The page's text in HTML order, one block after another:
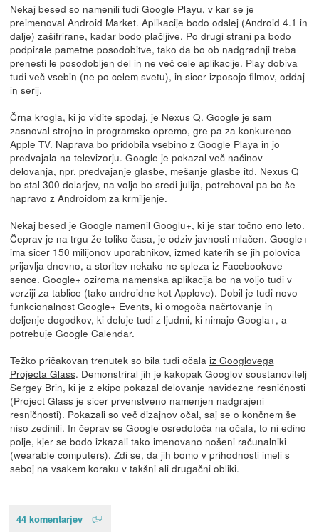
Nekaj besed so namenili tudi Google Playu, v kar se je
preimenoval Android Market. Aplikacije bodo odslej (Android 4.1 in
dalje) zašifrirane, kadar bodo plačljive. Po drugi strani pa bodo
podpirale pametne posodobitve, tako da bo ob nadgradnji treba
prenesti le posodobljen del in ne več cele aplikacije. Play dobiva
tudi več vsebin (ne po celem svetu), in sicer izposojo filmov, oddaj
in serij.
Črna krogla, ki jo vidite spodaj, je Nexus Q. Google je sam
zasnoval strojno in programsko opremo, gre pa za konkurenco
Apple TV. Naprava bo pridobila vsebino z Google Playa in jo
predvajala na televizorju. Google je pokazal več načinov
delovanja, npr. predvajanje glasbe, mešanje glasbe itd. Nexus Q
bo stal 300 dolarjev, na voljo bo sredi julija, potreboval pa bo še
napravo z Androidom za krmiljenje.
Nekaj besed je Google namenil Googlu+, ki je star točno eno leto.
Čeprav je na trgu že toliko časa, je odziv javnosti mlačen. Google+
ima sicer 150 milijonov uporabnikov, izmed katerih se jih polovica
prijavlja dnevno, a storitev nekako ne spleza iz Facebookove
sence. Google+ oziroma namenska aplikacija bo na voljo tudi v
verziji za tablice (tako androidne kot Applove). Dobil je tudi novo
funkcionalnost Google+ Events, ki omogoča načrtovanje in
deljenje dogodkov, ki deluje tudi z ljudmi, ki nimajo Googla+, a
potrebuje Google Calendar.
Težko pričakovan trenutek so bila tudi očala iz Googlovega
Projecta Glass. Demonstriral jih je kakopak Googlov soustanovitelj
Sergey Brin, ki je z ekipo pokazal delovanje navidezne resničnosti
(Project Glass je sicer prvenstveno namenjen nadgrajeni
resničnosti). Pokazali so več dizajnov očal, saj se o končnem še
niso zedinili. In čeprav se Google osredotoča na očala, to ni edino
polje, kjer se bodo izkazali tako imenovano nošeni računalniki
(wearable computers). Zdi se, da jih bomo v prihodnosti imeli s
seboj na vsakem koraku v takšni ali drugačni obliki.
44 komentarjev